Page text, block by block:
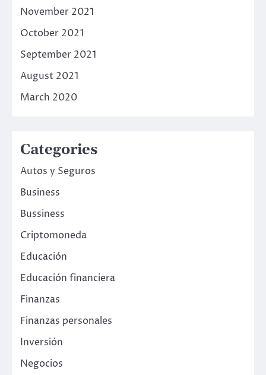
November 2021
October 2021
September 2021
August 2021
March 2020
Categories
Autos y Seguros
Business
Bussiness
Criptomoneda
Educación
Educación financiera
Finanzas
Finanzas personales
Inversión
Negocios